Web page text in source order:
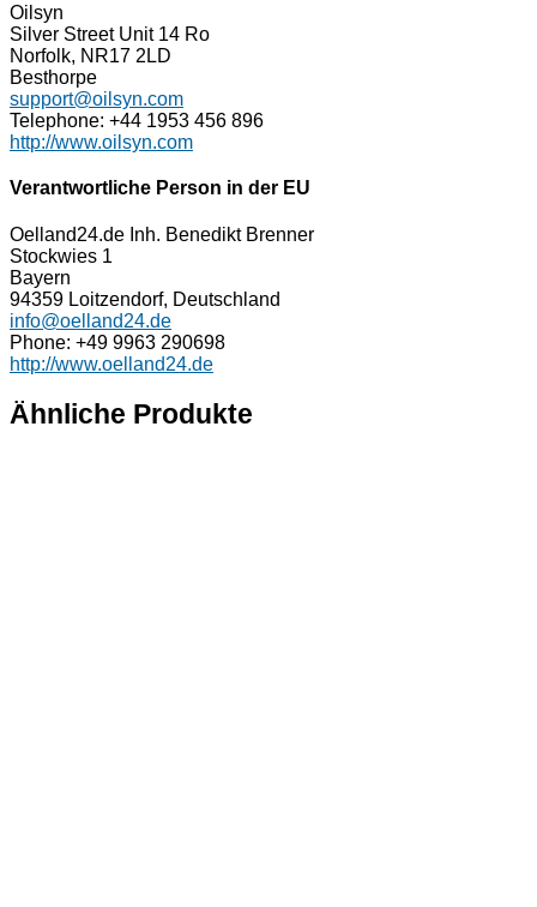
Oilsyn
Silver Street Unit 14 Ro
Norfolk, NR17 2LD
Besthorpe
support@oilsyn.com
Telephone: +44 1953 456 896
http://www.oilsyn.com
Verantwortliche Person in der EU
Oelland24.de Inh. Benedikt Brenner
Stockwies 1
Bayern
94359 Loitzendorf, Deutschland
info@oelland24.de
Phone: +49 9963 290698
http://www.oelland24.de
Ähnliche Produkte